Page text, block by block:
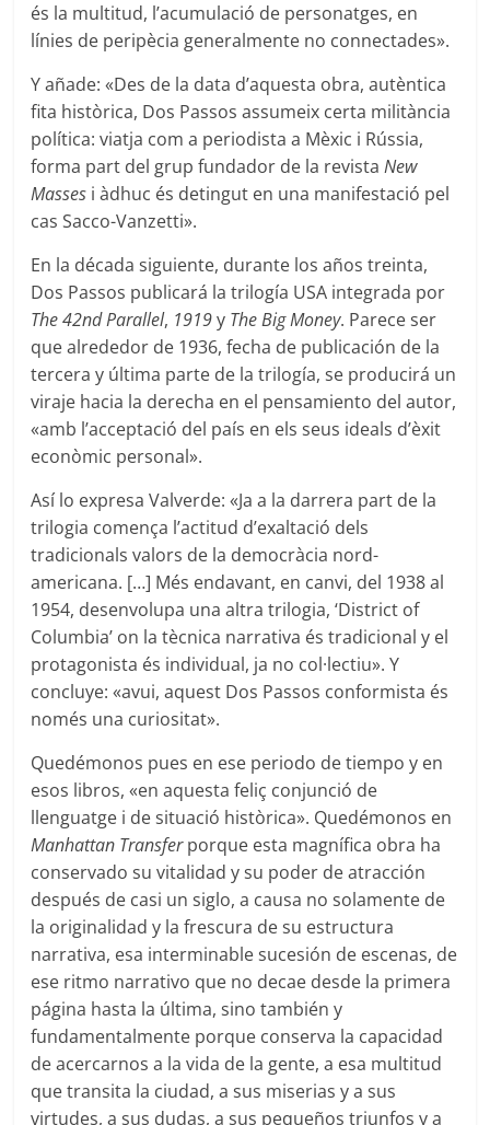
és la multitud, l’acumulació de personatges, en
línies de peripècia generalmente no connectades».
Y añade: «Des de la data d’aquesta obra, autèntica
fita històrica, Dos Passos assumeix certa militància
política: viatja com a periodista a Mèxic i Rússia,
forma part del grup fundador de la revistaNew
Masses i àdhuc és detingut en una manifestació pel
cas Sacco-Vanzetti».
En la década siguiente, durante los años treinta,
Dos Passos publicará la trilogía USA integrada por
The 42nd Parallel, 1919y The Big Money. Parece ser
que alrededor de 1936, fecha de publicación de la
tercera y última parte de la trilogía, se producirá un
viraje hacia la derecha en el pensamiento del autor,
«amb l’acceptació del país en els seus ideals d’èxit
econòmic personal».
Así lo expresa Valverde: «Ja a la darrera part de la
trilogia comença l’actitud d’exaltació dels
tradicionals valors de la democràcia nord-
americana. […] Més endavant, en canvi, del 1938 al
1954, desenvolupa una altra trilogia, ‘District of
Columbia’ on la tècnica narrativa és tradicional y el
protagonista és individual, ja no col·lectiu». Y
concluye: «avui, aquest Dos Passos conformista és
només una curiositat».
Quedémonos pues en ese periodo de tiempo y en
esos libros, «en aquesta feliç conjunció de
llenguatge i de situació històrica». Quedémonos en
Manhattan Transferporque esta magnífica obra ha
conservado su vitalidad y su poder de atracción
después de casi un siglo, a causa no solamente de
la originalidad y la frescura de su estructura
narrativa, esa interminable sucesión de escenas, de
ese ritmo narrativo que no decae desde la primera
página hasta la última, sino también y
fundamentalmente porque conserva la capacidad
de acercarnos a la vida de la gente, a esa multitud
que transita la ciudad, a sus miserias y a sus
virtudes, a sus dudas, a sus pequeños triunfos y a